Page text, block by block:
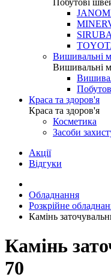
Побутові
SIRUBA
Вишивальні
Вишивальні
Краса та здоров'я
Краса та здоров'я
Косметика
Засоби
Акції
Відгуки
Обладнання
Розкрійне
Камінь
Камінь
70